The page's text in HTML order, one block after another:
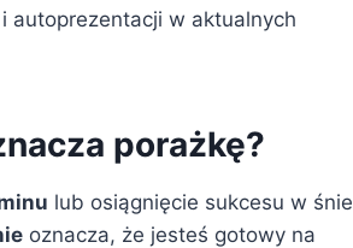
autoprezentacji w aktualnych
porażkę?
lub osiągnięcie sukcesu w śnie
oznacza, że jesteś gotowy na